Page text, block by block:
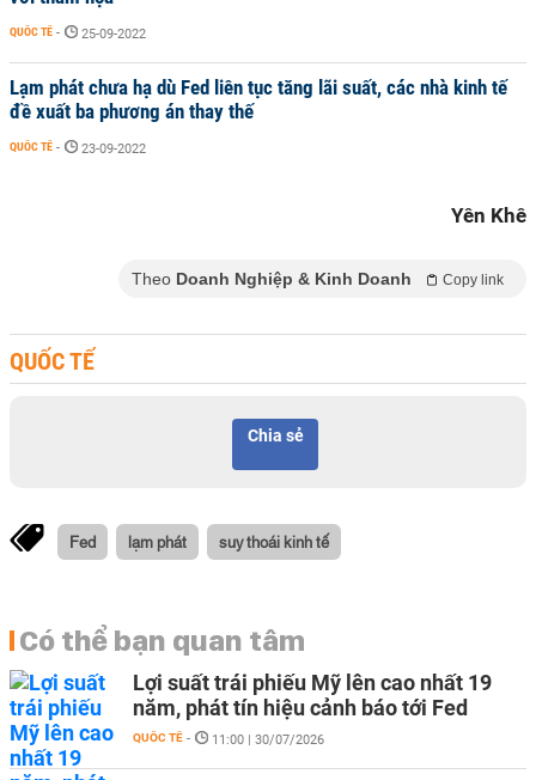
QUỐC TẾ - 25-09-2022
Lạm phát chưa hạ dù Fed liên tục tăng lãi suất, các nhà kinh tế
đề xuất ba phương án thay thế
QUỐC TẾ - 23-09-2022
Yên Khê
Theo Doanh Nghiệp & Kinh Doanh Copy link
QUỐC TẾ
Chia sẻ
Fed lạm phát suy thoái kinh tế
Có thể bạn quan tâm
Lợi suất trái phiếu Mỹ lên cao nhất 19
năm, phát tín hiệu cảnh báo tới Fed
QUỐC TẾ - 11:00 | 30/07/2026